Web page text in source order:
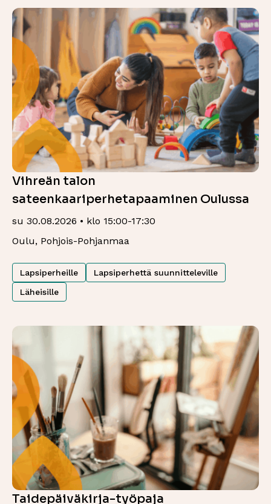
Vihreän talon
sateenkaariperhetapaaminen Oulussa
su 30.08.2026 • klo 15:00-17:30
Oulu, Pohjois-Pohjanmaa
Lapsiperheille
Lapsiperhettä suunnitteleville
Läheisille
Taidepäiväkirja-työpaja